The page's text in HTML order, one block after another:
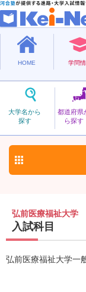
HOME 学問
大学名から
探す
都道府県
ら探す
私立
ひろさきいり
弘前
弘前医療福祉大学
入試科目
弘前医療福祉大学一